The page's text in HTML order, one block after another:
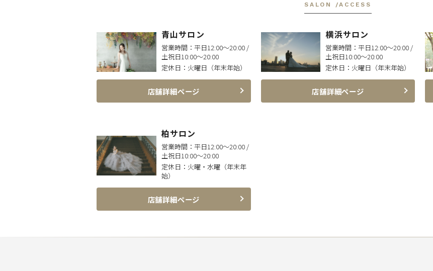
SALON /ACCESS
青山サロン
営業時間： 平日12:00〜20:00 /
土祝日10:00〜20:00
定休日： 火曜日（年末年始）
店舗詳細ページ
横浜サロン
営業時間：平日12:00〜20:00 /
土祝日10:00〜20:00
定休日： 火曜日（年末年始）
店舗詳細ページ
柏サロン
営業時間： 平日12:00〜20:00 /
土祝日10:00〜20:00
定休日： 火曜・水曜（年末年
始）
店舗詳細ページ